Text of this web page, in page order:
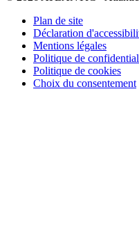
Plan de site
Déclaration
Mentions légales
Politique de
Politique de cookies
Choix du consentement